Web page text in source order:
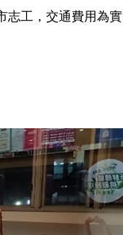
志工，交通費用為實